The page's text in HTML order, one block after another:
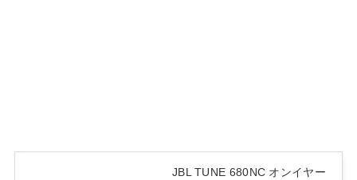
JBL TUNE 680NC オンイヤー